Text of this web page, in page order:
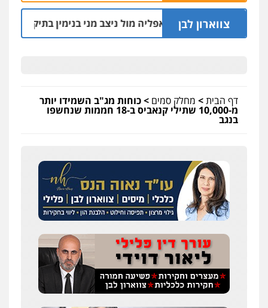
צווארון לבן
הקצין הבכיר והאפליה מול ניצב מני בנימין בתיק נצרת וארגון בכרי
דף הבית> מחלק סמים >כוחות מג"ב השמידו יותר
מ-10,000 שתילי קנאביס ב-18 חממות שנחשפו
בנגב
עו"ד אלון קריטי
פלילי כלכלי אלימות סמים מעצרים
0525544654